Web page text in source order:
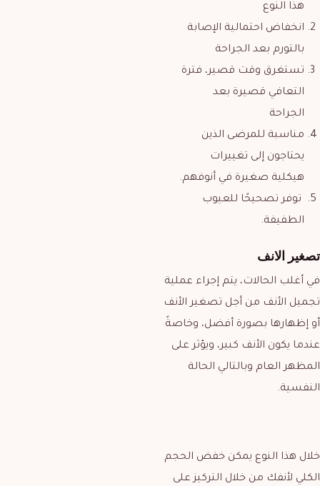
هذا النوع
انخفاض احتمالية الإصابة
بالتورم بعد الجراحة
تستغرق وقت قصير، فترة
التعافي قصيرة بعد
الجراحة
مناسبة للمرضى الذين
يحتاجون إلى تغييرات
هيكلية صغيرة في أنوفهم.
توفر تصحيحًا للعيوب
الطفيفة.
تصغير الانف
في أغلب الحالات، يتم إجراء عملية
تجميل الأنف من أجل تصغير الأنف
أو إظهارها بصورة أفضل، وخاصةً
عندما يكون الأنف كبير، ويؤثر على
المظهر العام وبالتالي الحالة
النفسية.
خلال هذا النوع يمكن خفض الحجم
الكلي لأنفك من خلال التركيز على